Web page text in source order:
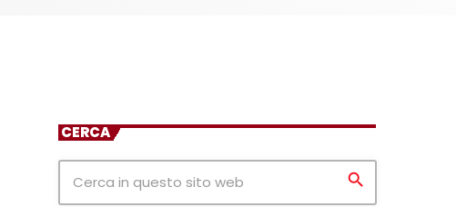
CERCA
search